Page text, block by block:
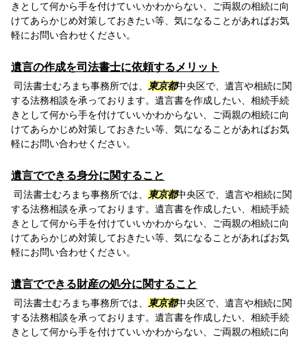
きとして何から手を付けていいかわからない、ご両親の相続に向
けてあらかじめ対策しておきたい等、気になることがあればお気
軽にお問い合わせください。
遺言の作成を司法書士に依頼するメリット
司法書士むろまち事務所では、 東京都中央区で、遺言や相続に関
する法務相談を承っております。遺言書を作成したい、相続手続
きとして何から手を付けていいかわからない、ご両親の相続に向
けてあらかじめ対策しておきたい等、気になることがあればお気
軽にお問い合わせください。
遺言でできる身分に関すること
司法書士むろまち事務所では、 東京都中央区で、遺言や相続に関
する法務相談を承っております。遺言書を作成したい、相続手続
きとして何から手を付けていいかわからない、ご両親の相続に向
けてあらかじめ対策しておきたい等、気になることがあればお気
軽にお問い合わせください。
遺言でできる財産の処分に関すること
司法書士むろまち事務所では、 東京都中央区で、遺言や相続に関
する法務相談を承っております。遺言書を作成したい、相続手続
きとして何から手を付けていいかわからない、ご両親の相続に向